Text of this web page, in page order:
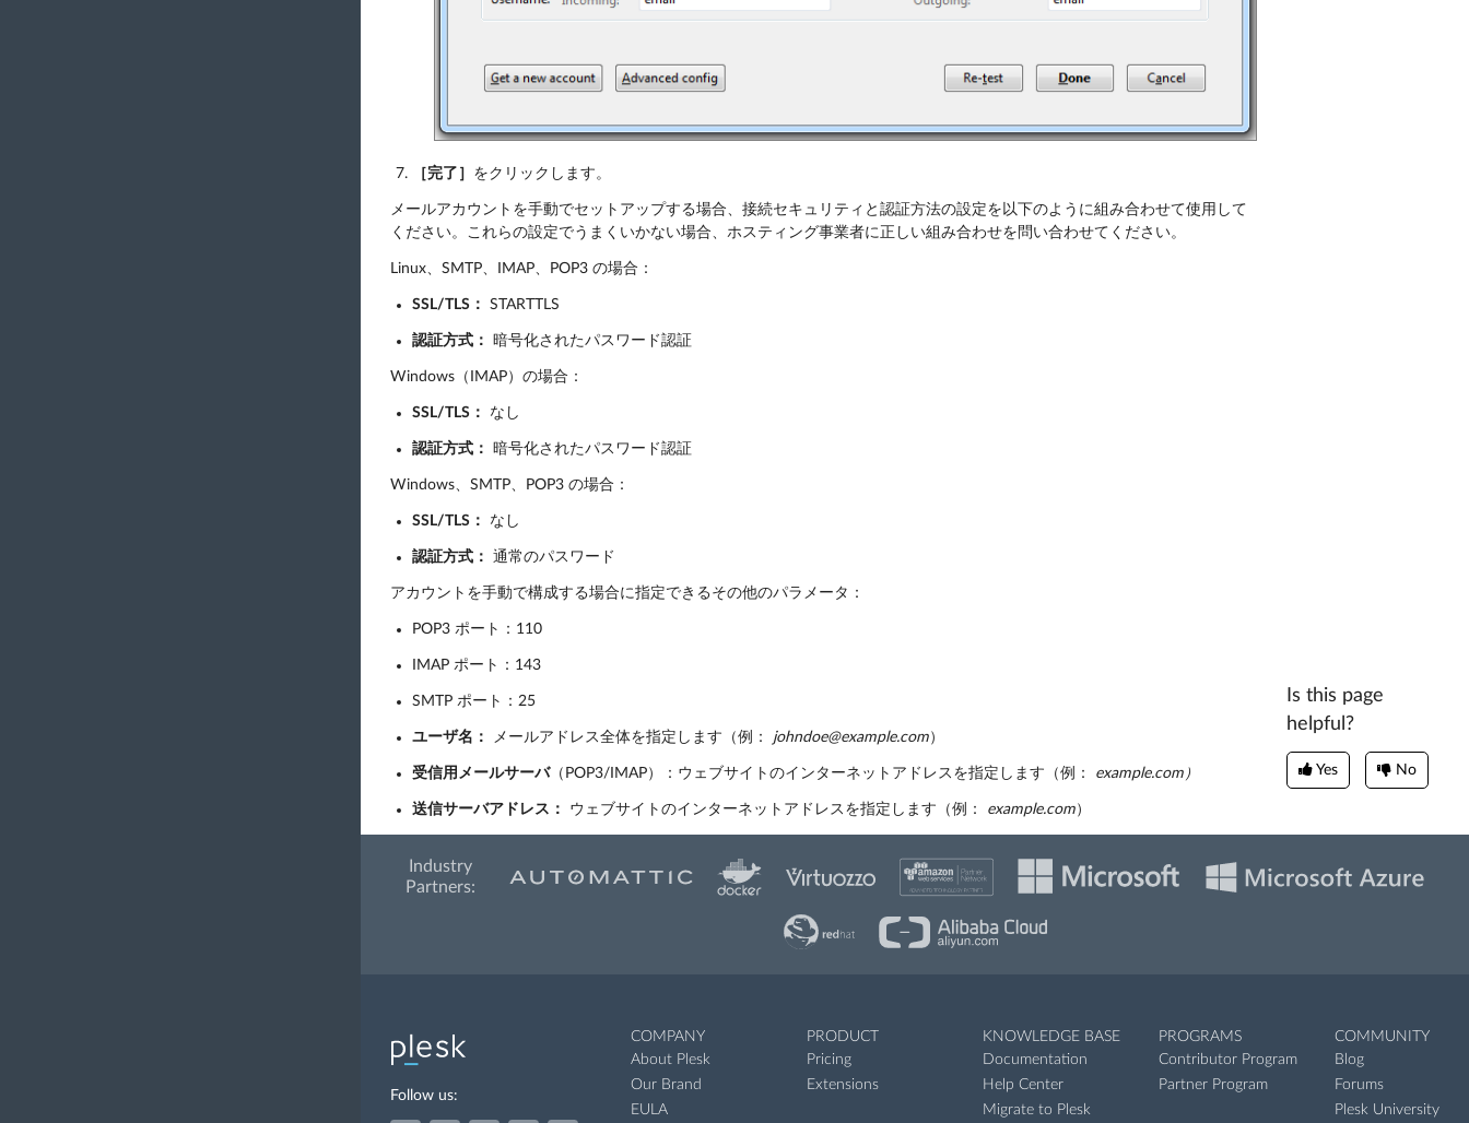
［完了］ をクリックします。
メールアカウントを手動でセットアップする場合、接続セキュリティと認証方法の設定を以下のように組み合わせて使用して
ください。これらの設定でうまくいかない場合、ホスティング事業者に正しい組み合わせを問い合わせてください。
Linux、SMTP、IMAP、POP3 の場合：
SSL/TLS： STARTTLS
認証方式： 暗号化されたパスワード認証
Windows（IMAP）の場合：
SSL/TLS： なし
認証方式： 暗号化されたパスワード認証
Windows、SMTP、POP3 の場合：
SSL/TLS： なし
認証方式： 通常のパスワード
アカウントを手動で構成する場合に指定できるその他のパラメータ：
POP3 ポート：110
IMAP ポート：143
SMTP ポート：25
ユーザ名： メールアドレス全体を指定します（例： johndoe@example.com）
受信用メールサーバ（POP3/IMAP）：ウェブサイトのインターネットアドレスを指定します（例： example.com）
送信サーバアドレス： ウェブサイトのインターネットアドレスを指定します（例： example.com）
Is this page
helpful?
Yes No
Industry
Partners:
Follow us:
COMPANY
About Plesk
Our Brand
EULA
PRODUCT
Pricing
Extensions
KNOWLEDGE BASE
Documentation
Help Center
Migrate to Plesk
PROGRAMS
Contributor Program
Partner Program
COMMUNITY
Blog
Forums
Plesk University